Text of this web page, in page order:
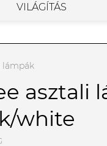
VILÁGÍTÁS
lámpák
asztali
white